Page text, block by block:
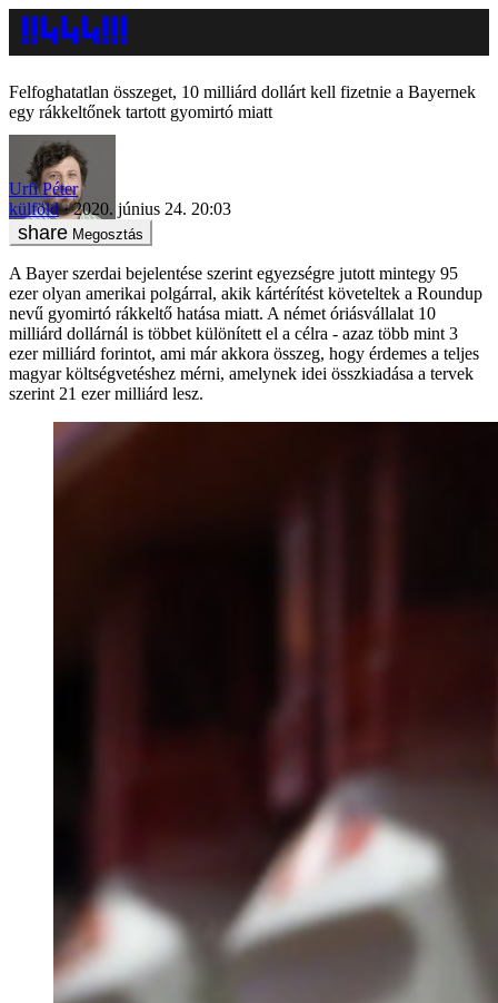
Felfoghatatlan összeget, 10 milliárd dollárt kell fizetnie a Bayernek
egy rákkeltőnek tartott gyomirtó miatt
Urfi Péter
külföld
2020. június 24. 20:03
Megosztás
A Bayer szerdai bejelentése szerint egyezségre jutott mintegy 95
ezer olyan amerikai polgárral, akik kártérítést követeltek a Roundup
nevű gyomirtó rákkeltő hatása miatt. A német óriásvállalat 10
milliárd dollárnál is többet különített el a célra - azaz több mint 3
ezer milliárd forintot, ami már akkora összeg, hogy érdemes a teljes
magyar költségvetéshez mérni, amelynek idei összkiadása a tervek
szerint 21 ezer milliárd lesz.